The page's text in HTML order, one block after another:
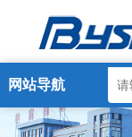
网站导航